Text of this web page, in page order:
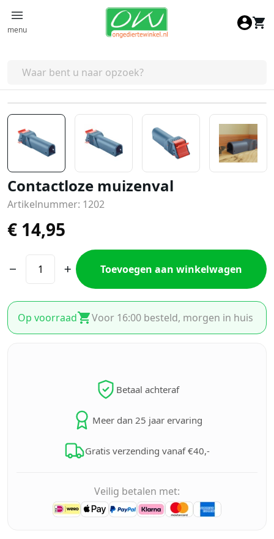
menu
Contactloze muizenval
Artikelnummer: 1202
€ 14,95
Toevoegen aan winkelwagen
Op voorraad Voor 16:00 besteld, morgen in huis
Betaal achteraf
Meer dan 25 jaar ervaring
Gratis verzending vanaf €40,-
Veilig betalen met: